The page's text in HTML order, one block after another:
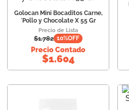
Golocan Mini Bocaditos Carne,
´Pollo y Chocolate X 55 Gr
Precio de Lista
$1.782 10%OFF
Precio Contado
$1.604